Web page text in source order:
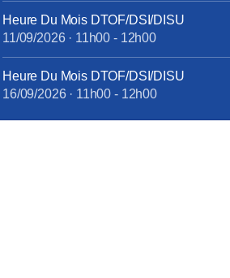
Heure Du Mois DTOF/DSI/DISU
11/09/2026· 11h00 - 12h00
Heure Du Mois DTOF/DSI/DISU
16/09/2026· 11h00 - 12h00